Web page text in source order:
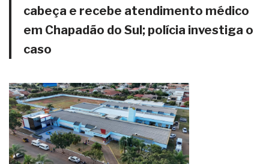
cabeça e recebe atendimento médico
em Chapadão do Sul; polícia investiga o
caso